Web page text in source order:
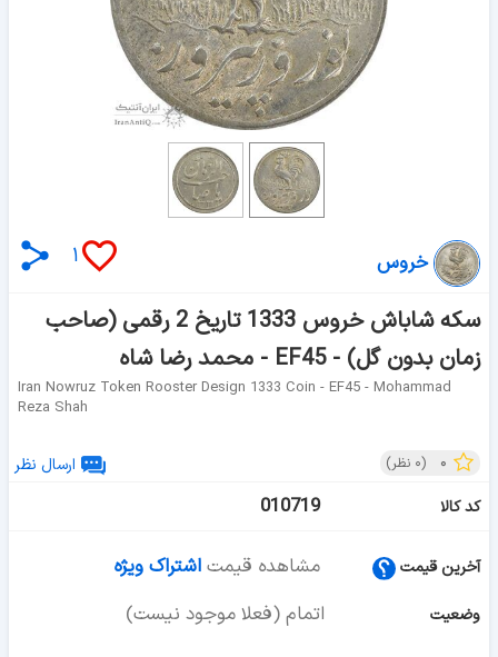
۱ خروس
سکه شاباش خروس 1333 تاریخ 2 رقمی (صاحب
زمان بدون گل) - EF45 - محمد رضا شاه
Iran Nowruz Token Rooster Design 1333 Coin - EF45 - Mohammad
Reza Shah
۰ (۰ نظر)
ارسال نظر
کد کالا
010719
آخرین قیمت مشاهده قیمت اشتراک ویژه
وضعیت اتمام (فعلا موجود نیست)